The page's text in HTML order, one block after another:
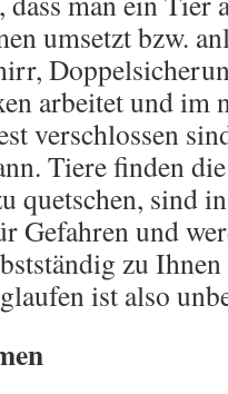
umsetzt bzw.
arbeitet und im
verschlossen
Tiere finden
quetschen, sind
Gefahren und
zu
ist also